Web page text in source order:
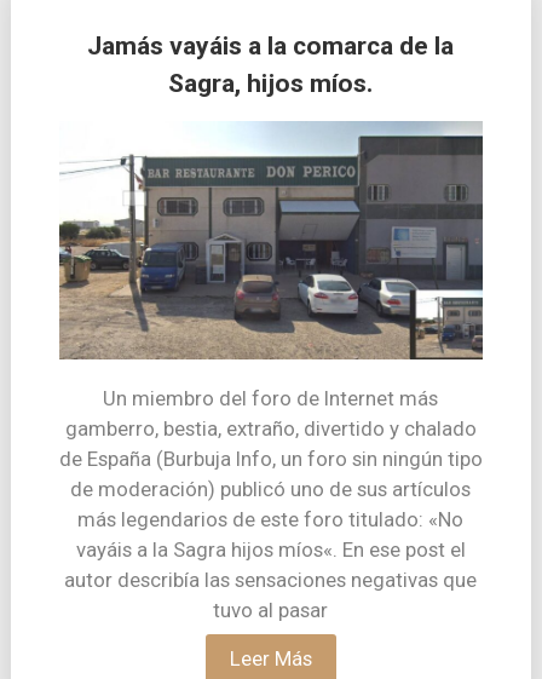
Jamás vayáis a la comarca de la
Sagra, hijos míos.
Un miembro del foro de Internet más
gamberro, bestia, extraño, divertido y chalado
de España (Burbuja Info, un foro sin ningún tipo
de moderación) publicó uno de sus artículos
más legendarios de este foro titulado: «No
vayáis a la Sagra hijos míos«. En ese post el
autor describía las sensaciones negativas que
tuvo al pasar
Leer Más